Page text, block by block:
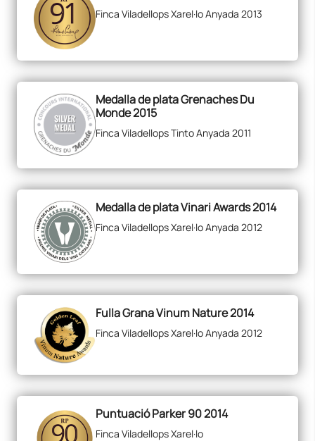
Finca Viladellops Xarel·lo Anyada 2013
Medalla de plata Grenaches Du
Monde 2015
Finca Viladellops Tinto Anyada 2011
Medalla de plata Vinari Awards 2014
Finca Viladellops Xarel·lo Anyada 2012
Fulla Grana Vinum Nature 2014
Finca Viladellops Xarel·lo Anyada 2012
Puntuació Parker 90 2014
Finca Viladellops Xarel·lo